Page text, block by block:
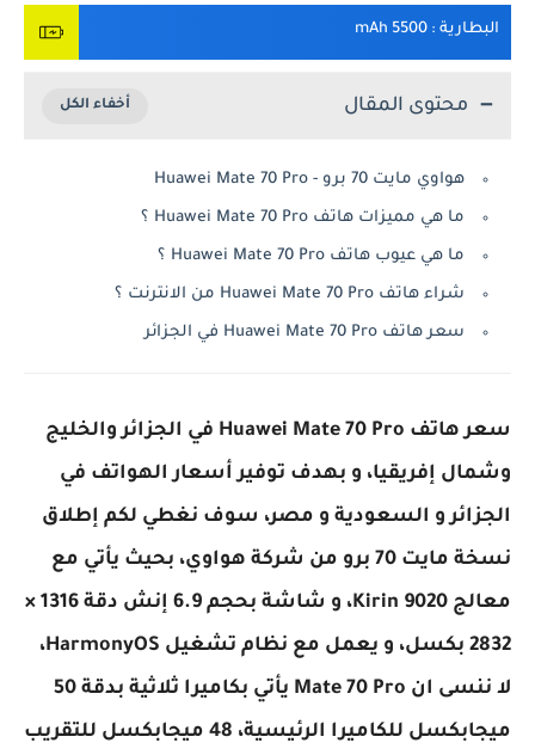
البطارية : 5500 mAh
محتوى المقال
هواوي مايت 70 برو - Huawei Mate 70 Pro
ما هي مميزات هاتف Huawei Mate 70 Pro ؟
ما هي عيوب هاتف Huawei Mate 70 Pro ؟
شراء هاتف Huawei Mate 70 Pro من الانترنت ؟
سعر هاتف Huawei Mate 70 Pro في الجزائر
سعر هاتف Huawei Mate 70 Pro في الجزائر والخليج
وشمال إفريقيا، و بهدف توفير أسعار الهواتف في
الجزائر و السعودية و مصر، سوف نغطي لكم إطلاق
نسخة مايت 70 برو من شركة هواوي، بحيث يأتي مع
معالج Kirin 9020، و شاشة بحجم 6.9 إنش دقة 1316 ×
2832 بكسل، و يعمل مع نظام تشغيل HarmonyOS،
لا ننسى ان Mate 70 Pro يأتي بكاميرا ثلاثية بدقة 50
ميجابكسل للكاميرا الرئيسية، 48 ميجابكسل للتقريب